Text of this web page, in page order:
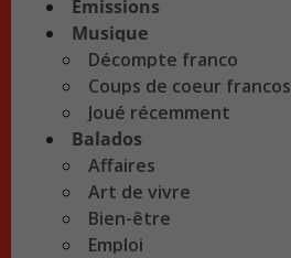
Émissions
Musique
Décompte franco
Coups de coeur francos
Joué récemment
Balados
Affaires
Art de vivre
Bien-être
Emploi